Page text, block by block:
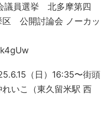
議員選挙 北多摩第四
区 公開討論会 ノーカッ
（日）16:35〜街頭
いこ（東久留米駅 西